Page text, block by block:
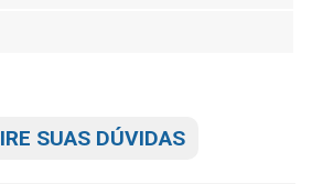
SUAS DÚVIDAS